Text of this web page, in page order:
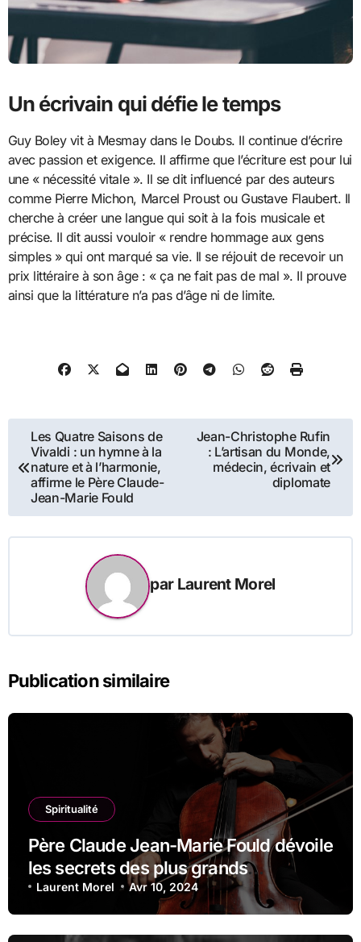
Un écrivain qui défie le temps
Guy Boley vit à Mesmay dans le Doubs. Il continue d’écrire
avec passion et exigence. Il affirme que l’écriture est pour lui
une « nécessité vitale ». Il se dit influencé par des auteurs
comme Pierre Michon, Marcel Proust ou Gustave Flaubert. Il
cherche à créer une langue qui soit à la fois musicale et
précise. Il dit aussi vouloir « rendre hommage aux gens
simples » qui ont marqué sa vie. Il se réjouit de recevoir un
prix littéraire à son âge : « ça ne fait pas de mal ». Il prouve
ainsi que la littérature n’a pas d’âge ni de limite.
Navigation
de
l’article
Les Quatre Saisons de
Vivaldi : un hymne à la
nature et à l’harmonie,
affirme le Père Claude-
Jean-Marie Fould
Jean-Christophe Rufin
: L’artisan du Monde,
médecin, écrivain et
diplomate
par Laurent Morel
Publication similaire
Spiritualité
Père Claude Jean-Marie Fould dévoile
les secrets des plus grands
compositeurs de musique classique
Laurent Morel Avr 10, 2024